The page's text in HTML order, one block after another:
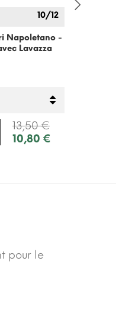
10/12
Napoletano -
Lavazza
13,50 €
10,80 €
pour le